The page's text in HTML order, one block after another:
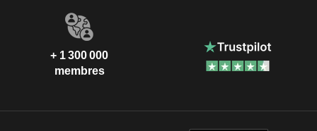
+ 1 300 000
membres